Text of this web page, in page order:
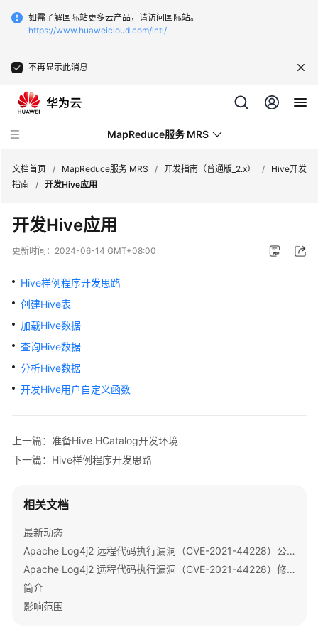
如需了解国际站更多云产品，请访问国际站。
https://www.huaweicloud.com/intl/
不再显示此消息
MapReduce服务 MRS
最
新
动
务
公
告
产
品
计
费
明
快
速
入
门
用
文档首页 / MapReduce服务 MRS / 开发指南（普通版_2.x） /
Hive开发
指南 / 开发Hive应用
开发Hive应用
更新时间： 2024-06-14 GMT+08:00
Hive样例程序开发思路
创建Hive表
加载Hive数据
查询Hive数据
分析Hive数据
开发Hive用户自定义函数
上一篇：准备Hive HCatalog开发环境
下一篇：Hive样例程序开发思路
相关文档
最新动态
Apache Log4j2 远程代码执行漏洞（CVE-2021-44228）公告
Apache Log4j2 远程代码执行漏洞（CVE-2021-44228）修复指导
简介
影响范围